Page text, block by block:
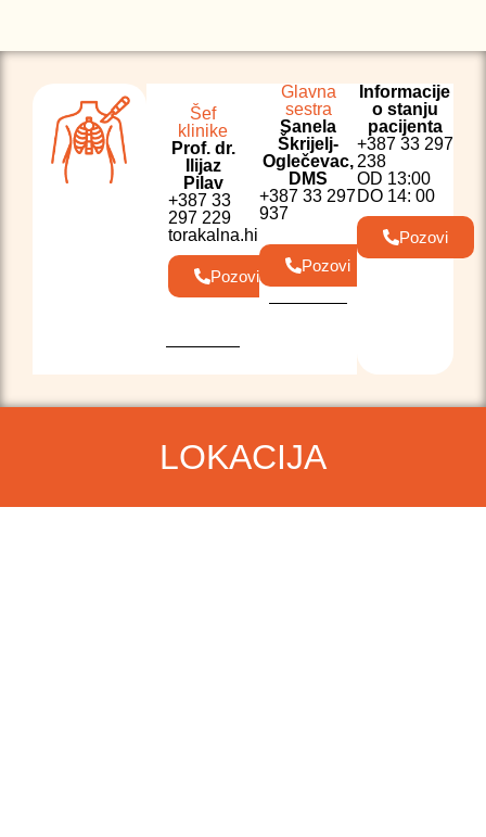
Šef
klinike
Prof. dr.
Ilijaz
Pilav
+387 33
297 229
torakalna.hirurgija@kcus.ba
Pozovi
Glavna
sestra
Sanela
Škrijelj-
Oglečevac,
DMS
+387 33 297
937
Pozovi
Informacije
o stanju
pacijenta
+387 33 297
238
OD 13:00
DO 14: 00
Pozovi
LOKACIJA